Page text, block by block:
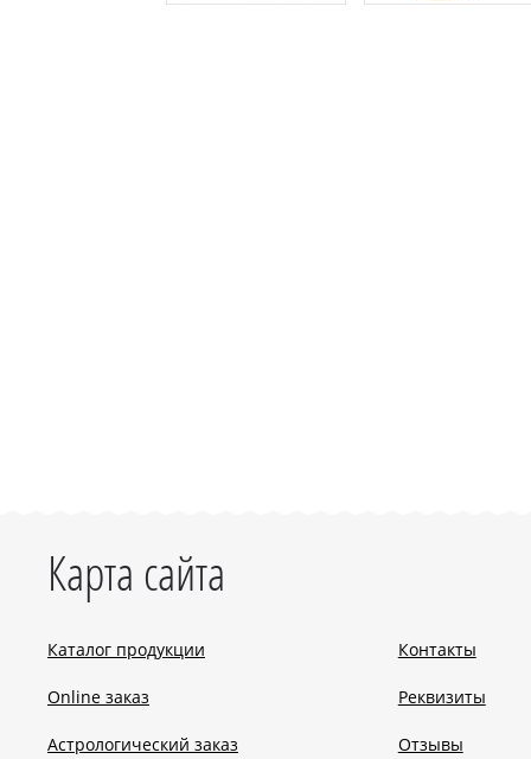
Карта сайта
Каталог продукции
Online заказ
Астрологический заказ
Контакты
Реквизиты
Отзывы